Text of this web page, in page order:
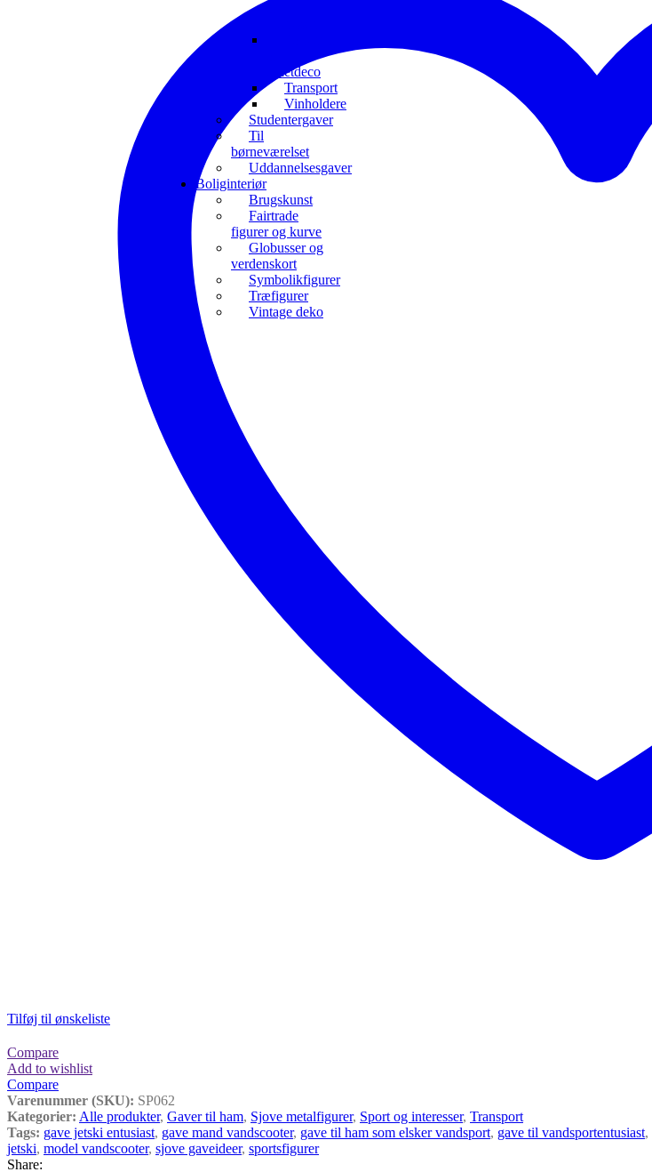
toiletdeco
Transport
Vinholdere
Studentergaver
Til
børneværelset
Uddannelsesgaver
Boliginteriør
Brugskunst
Fairtrade
figurer og kurve
Globusser og
verdenskort
Symbolikfigurer
Træfigurer
Vintage deko
Tilføj til ønskeliste
Compare
Add to wishlist
Compare
Varenummer (SKU): SP062
Kategorier: Alle produkter, Gaver til ham, Sjove metalfigurer, Sport og interesser, Transport
Tags: gave jetski entusiast, gave mand vandscooter, gave til ham som elsker vandsport, gave til vandsportentusiast,
jetski, model vandscooter, sjove gaveideer, sportsfigurer
Share: